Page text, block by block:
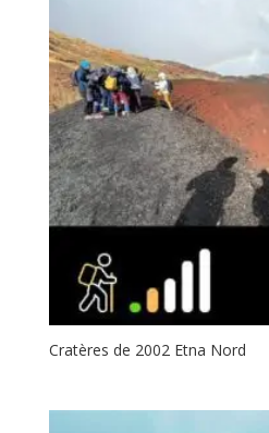
Cratères de 2002 Etna Nord